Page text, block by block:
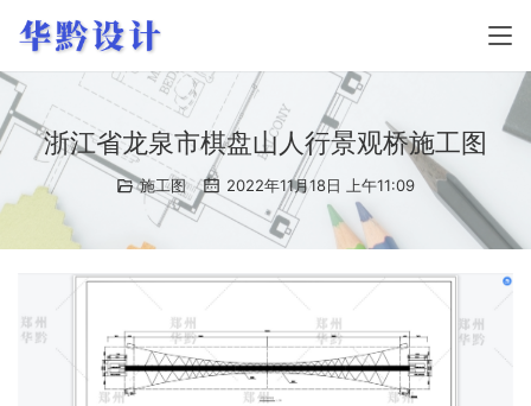
浙江省龙泉市棋盘山人行景观桥施工图
施工图 2022年11月18日 上午11:09